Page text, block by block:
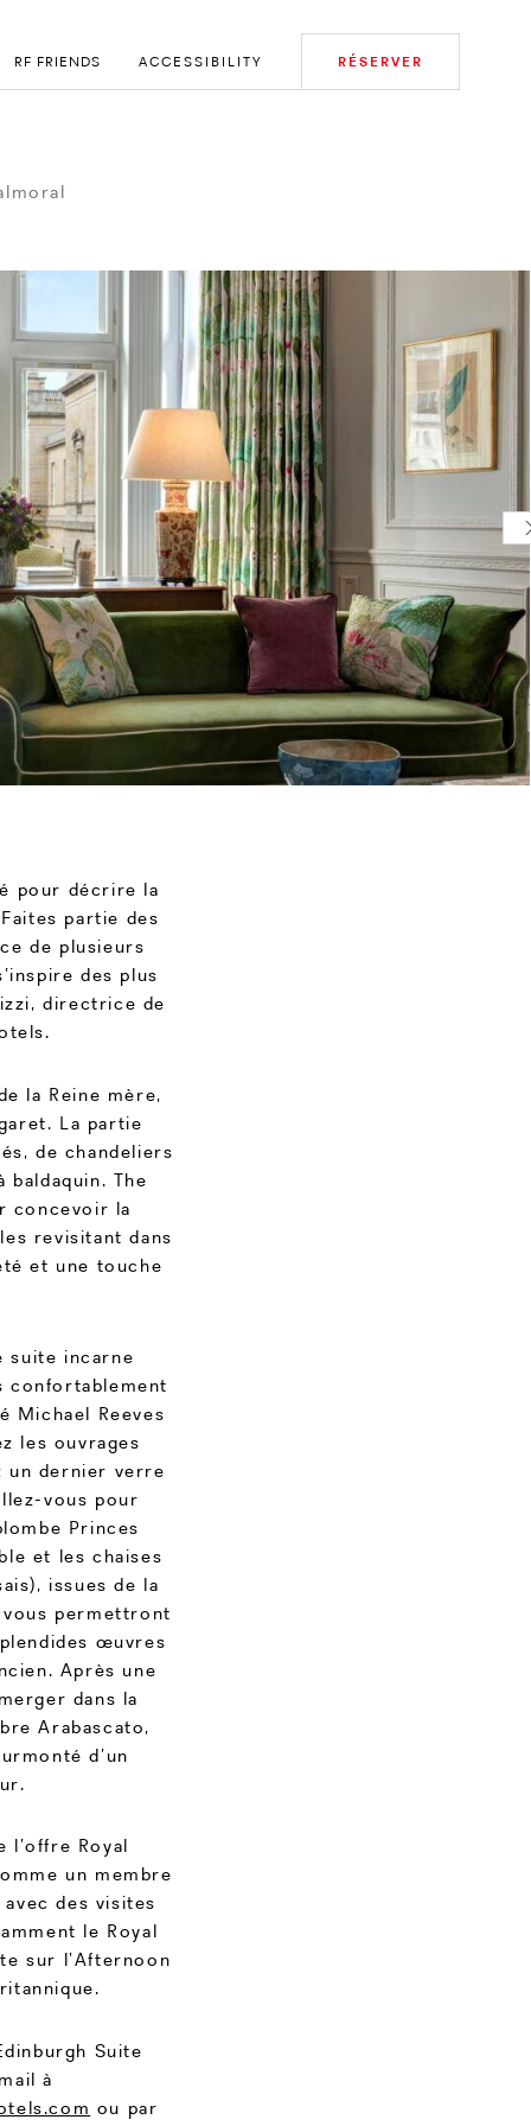
RF FRIENDS ACCESSIBILITY RÉSERVER
pour décrire la
partie des
de plusieurs
des plus
directrice de
la Reine mère,
La partie
de chandeliers
baldaquin. The
concevoir la
revisitant dans
et une touche
suite incarne
confortablement
Michael Reeves
les ouvrages
un dernier verre
vous pour
Princes
et les chaises
issues de la
permettront
œuvres
Après une
dans la
Arabascato,
d’un
l’offre Royal
un membre
des visites
le Royal
sur l’Afternoon
Suite
à
ou par